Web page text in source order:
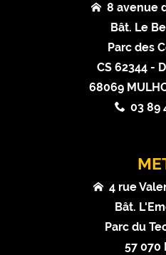
8 avenue
Bât. Le
Parc des
CS 62344 -
68069
03 89
4 rue
Bât.
Parc du
57 070